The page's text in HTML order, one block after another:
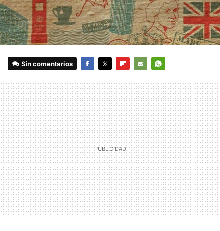
Sin comentarios
MAIL